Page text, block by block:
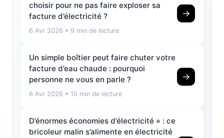
choisir pour ne pas faire exploser sa
facture d’électricité ?
6 Avr 2026 • 9 min de lecture
→
Un simple boîtier peut faire chuter votre
facture d’eau chaude : pourquoi
personne ne vous en parle ?
6 Avr 2026 • 10 min de lecture
→
D’énormes économies d’électricité » : ce
bricoleur malin s’alimente en électricité